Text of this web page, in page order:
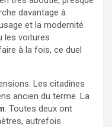
davantage à
et la modernité
les voitures
à la fois, ce duel
Les citadines
ancien du terme. La
. Toutes deux ont
autrefois